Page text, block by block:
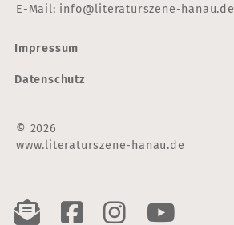
E-Mail: info@literaturszene-hanau.de
Impressum
Datenschutz
© 2026
www.literaturszene-hanau.de